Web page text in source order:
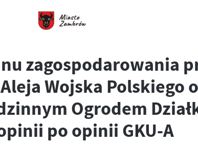
zagospodarowania
Wojska Polskiego
Ogrodem
po opinii GKU-A